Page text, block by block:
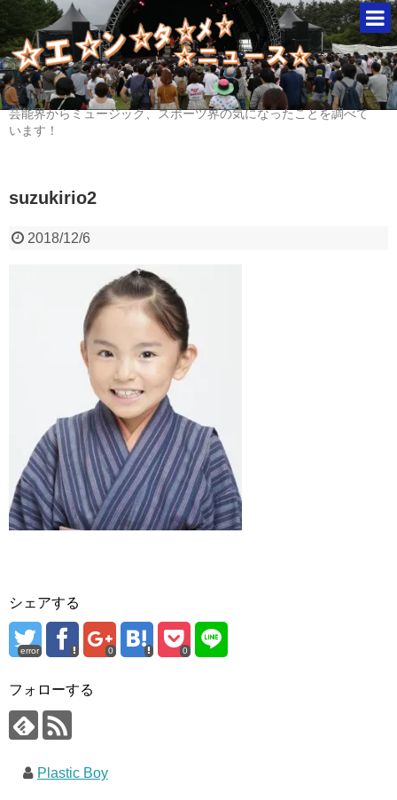
芸能界からミュージック、スポーツ界の気になったことを調べて
います！
suzukirio2
2018/12/6
シェアする
error 0 0
フォローする
Plastic Boy